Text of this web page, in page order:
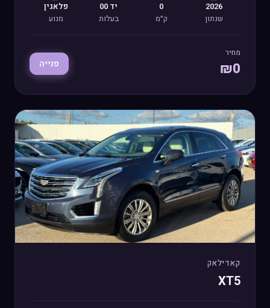
2026
שנתון
0
ק״מ
יד 00
בעלות
פלאגין
מנוע
מחיר
₪0 פנייה
קאדילאק
XT5